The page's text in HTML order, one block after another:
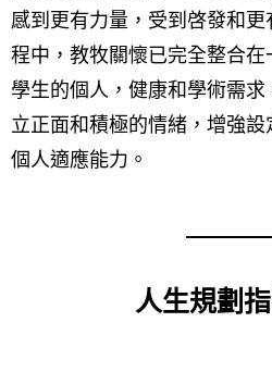
感到更有力量，受到啓發和
程中，教牧關懷已完全整合
學生的個人，健康和學術需
立正面和積極的情緒，增強
個人適應能力。
人生規劃